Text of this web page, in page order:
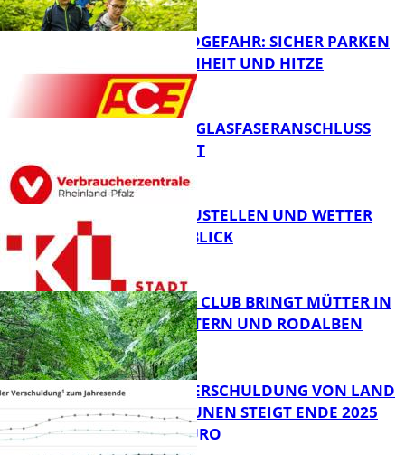
FB News
WALDBRANDGEFAHR: SICHER PARKEN
BEI TROCKENHEIT UND HITZE
WARUM EIN GLASFASERANSCHLUSS
SINNVOLL IST
FB News
PARKEN, BAUSTELLEN UND WETTER
DIGITAL IM BLICK
FB News
NEUER MOM CLUB BRINGT MÜTTER IN
KAISERSLAUTERN UND RODALBEN
ZUSAMMEN
PRO-KOPF-VERSCHULDUNG VON LAND
UND KOMMUNEN STEIGT ENDE 2025
AUF 9.600 EURO